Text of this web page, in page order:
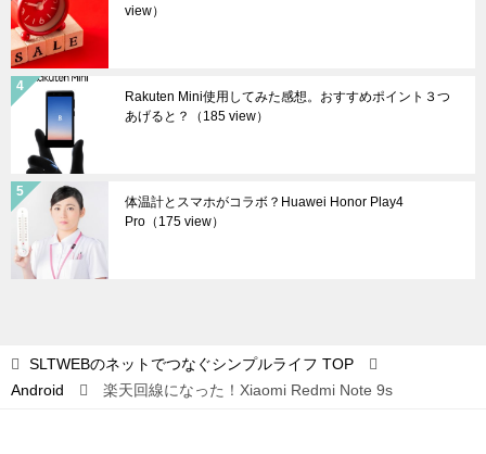
view）
Rakuten Mini使用してみた感想。おすすめポイント３つ
あげると？
（185 view）
体温計とスマホがコラボ？Huawei Honor Play4
Pro （175 view）
SLTWEBのネットでつなぐシンプルライフ TOP
Android
楽天回線になった！Xiaomi Redmi Note 9s